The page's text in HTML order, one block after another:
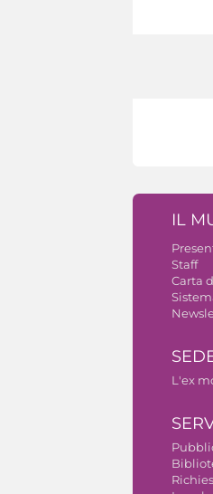
IL
Staff
Carta
L'ex